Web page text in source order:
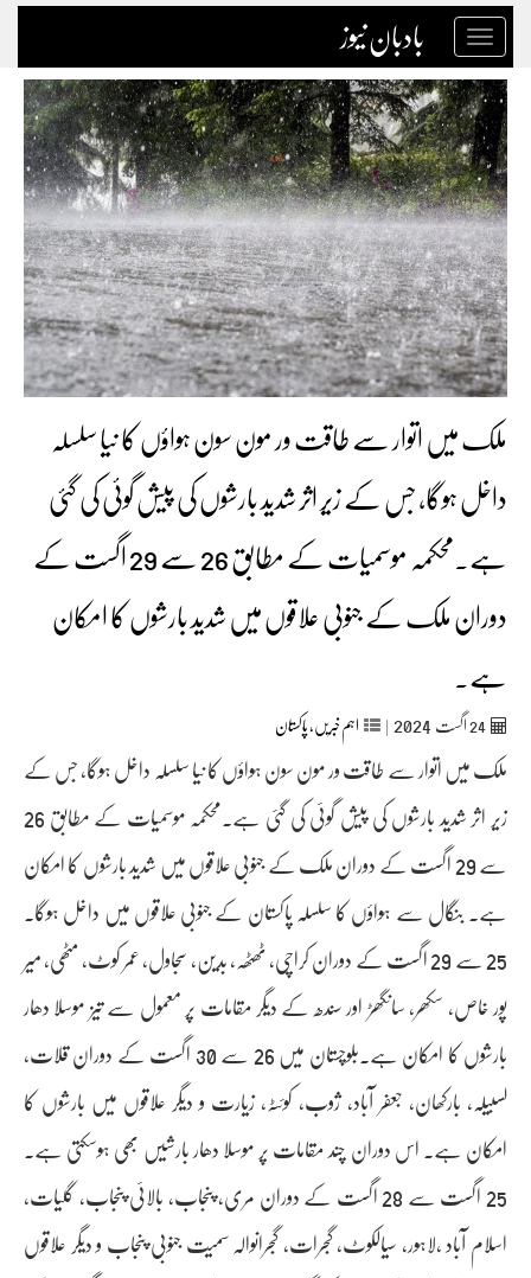
Toggle
navigationبادبان نیوز
ملک میں اتوار سے طاقت ور مون سون ہواؤں کا نیا سلسلہ
داخل ہوگا، جس کے زیر اثر شدید بارشوں کی پیش گوئی کی گئی
ہے۔محکمہ موسمیات کے مطابق 26 سے 29 اگست کے
دوران ملک کے جنوبی علاقوں میں شدید بارشوں کا امکان
ہے۔
24اگست‬‮ | اہم خبریں,پاکستان
ملک میں اتوار سے طاقت ور مون سون ہواؤں کا نیا سلسلہ داخل ہوگا، جس کے
زیر اثر شدید بارشوں کی پیش گوئی کی گئی ہے۔محکمہ موسمیات کے مطابق 26
سے 29 اگست کے دوران ملک کے جنوبی علاقوں میں شدید بارشوں کا امکان
ہے۔ بنگال سے ہواؤں کا سلسلہ پاکستان کے جنوبی علاقوں میں داخل ہوگا۔
25 سے 29 اگست کے دوران کراچی، ٹھٹھہ، بدین، سجاول، عمر کوٹ، مٹھی، میر
پور خاص، سکھر، سانگھڑ اور سندھ کے دیگر مقامات پر معمول سے تیز موسلا دھار
بارشوں کا امکان ہے۔بلوچستان میں 26 سے 30 اگست کے دوران قلات،
لسبیلہ، بارکھان، جعفر آباد، ژوب، کوئٹہ، زیارت و دیگر علاقوں میں بارشوں کا
امکان ہے۔ اس دوران چند مقامات پر موسلا دھار بارشیں بھی ہوسکتی ہے۔
25 اگست سے 28 اگست کے دوران مری، پنجاب، بالائی پنجاب، گلیات،
اسلام آباد ،لاہور، سیالکوٹ، گجرات، گجرانوالہ سمیت جنوبی پنجاب و دیگر علاقوں